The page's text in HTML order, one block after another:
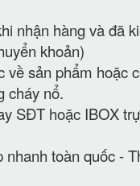
nhận hàng và đã
khoản)
về sản phẩm hoặc
cháy nổ.
SĐT hoặc IBOX
nhanh toàn quốc -